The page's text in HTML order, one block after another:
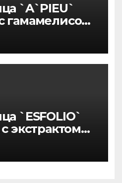
`A`PIEU`
гамамелисом
`ESFOLIO`
экстрактом
200 мл